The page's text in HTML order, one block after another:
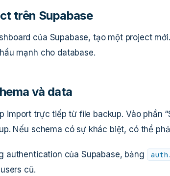
trên Supabase
của Supabase, tạo một project
mạnh cho database.
và data
import trực tiếp từ file backup. Vào phần
Nếu schema có sự khác biệt, có thể
authentication của Supabase, bảng
cũ.